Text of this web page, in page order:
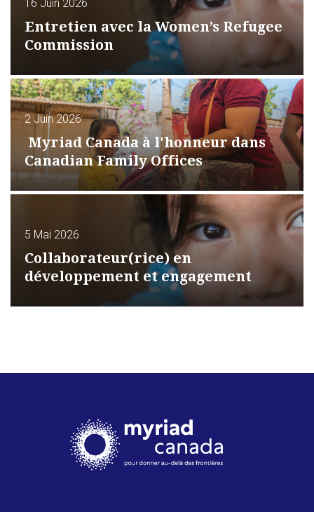
16 Juin 2026
Entretien avec la Women’s Refugee
Commission
2 Juin 2026
Myriad Canada à l'honneur dans
Canadian Family Offices
5 Mai 2026
Collaborateur(rice) en
développement et engagement